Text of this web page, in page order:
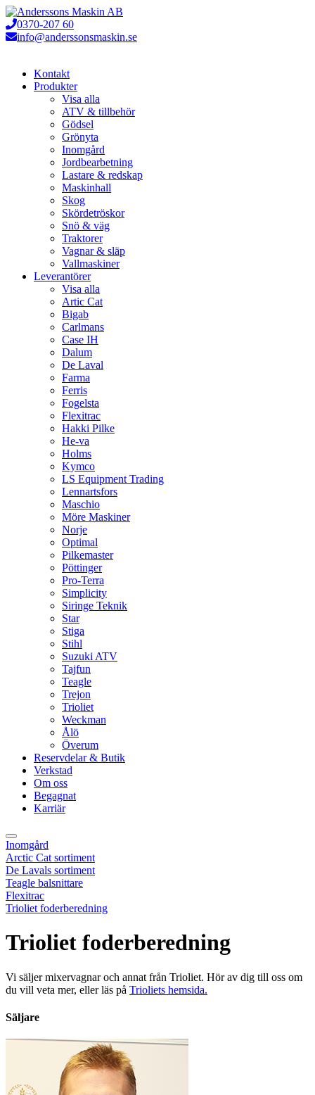
Hoppa
till
innehåll
0370-207 60
info@anderssonsmaskin.se
Kontakt
Produkter
Visa alla
ATV & tillbehör
Gödsel
Grönyta
Inomgård
Jordbearbetning
Lastare & redskap
Maskinhall
Skog
Skördetröskor
Snö & väg
Traktorer
Vagnar & släp
Vallmaskiner
Leverantörer
Visa alla
Artic Cat
Bigab
Carlmans
Case IH
Dalum
De Laval
Farma
Ferris
Fogelsta
Flexitrac
Hakki Pilke
He-va
Holms
Kymco
LS Equipment Trading
Lennartsfors
Maschio
Möre Maskiner
Norje
Optimal
Pilkemaster
Pöttinger
Pro-Terra
Simplicity
Siringe Teknik
Star
Stiga
Stihl
Suzuki ATV
Tajfun
Teagle
Trejon
Trioliet
Weckman
Ålö
Överum
Reservdelar & Butik
Verkstad
Om oss
Begagnat
Karriär
Inomgård
Arctic Cat sortiment
De Lavals sortiment
Teagle balsnittare
Flexitrac
Trioliet foderberedning
Trioliet foderberedning
Vi säljer mixervagnar och annat från Trioliet. Hör av dig till oss om
du vill veta mer, eller läs på Trioliets hemsida.
Säljare